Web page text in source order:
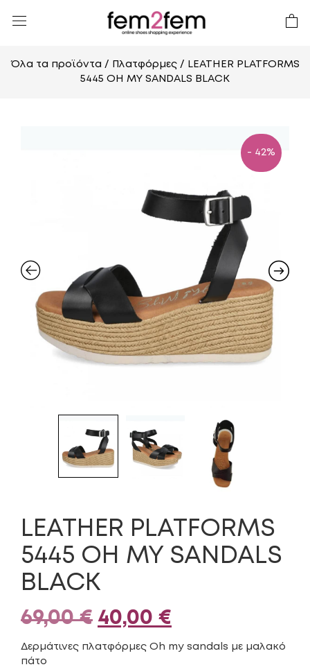
Όλα τα προϊόντα / Πλατφόρμες/ LEATHER PLATFORMS
5445 OH MY SANDALS BLACK
- 42%
LEATHER PLATFORMS
5445 OH MY SANDALS
BLACK
69,00€ Original
price
40,00 €
τρέχουσα
Δερμάτινες πλατφόρμες Oh my sandals με μαλακό
πάτο